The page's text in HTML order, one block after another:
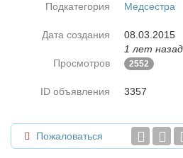
Подкатегория
Медсестра
Дата создания
08.03.2015
1 лет назад
Просмотров
2552
ID объявления 3357
Пожаловаться